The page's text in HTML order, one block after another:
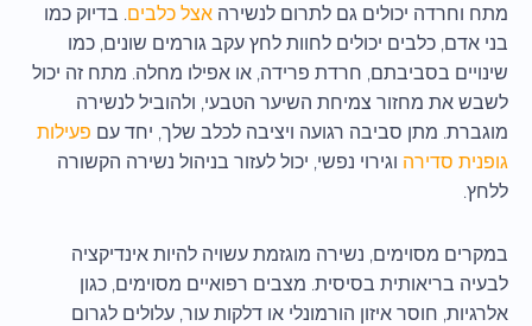
מתח וחרדה יכולים גם לתרום לנשירה אצל כלבים. בדיוק כמו
בני אדם, כלבים יכולים לחוות לחץ עקב גורמים שונים, כמו
שינויים בסביבתם, חרדת פרידה, או אפילו מחלה. מתח זה יכול
לשבש את מחזור צמיחת השיער הטבעי, ולהוביל לנשירה
מוגברת. מתן סביבה רגועה ויציבה לכלב שלך, יחד עם פעילות
גופנית סדירה וגירוי נפשי, יכול לעזור בניהול נשירה הקשורה
ללחץ.
במקרים מסוימים, נשירה מוגזמת עשויה להיות אינדיקציה
לבעיה בריאותית בסיסית. מצבים רפואיים מסוימים, כגון
אלרגיות, חוסר איזון הורמונלי או דלקות עור, עלולים לגרום